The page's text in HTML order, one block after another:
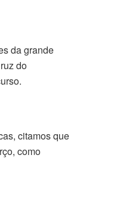
da grande
do
citamos que
como